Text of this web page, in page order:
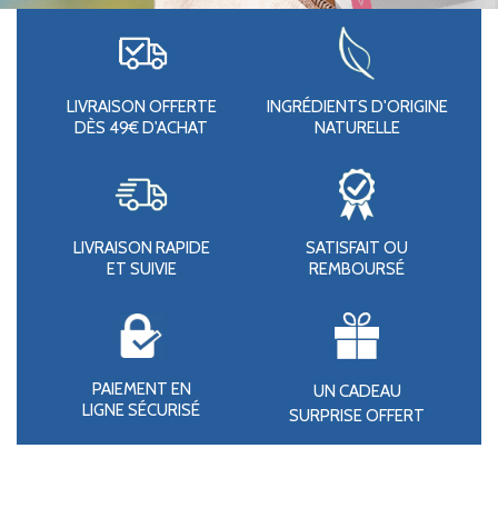
LIVRAISON OFFERTE
DÈS 49€ D'ACHAT
INGRÉDIENTS D'ORIGINE
NATURELLE
LIVRAISON RAPIDE
ET SUIVIE
SATISFAIT OU
REMBOURSÉ
PAIEMENT EN
LIGNE SÉCURISÉ
UN CADEAU
SURPRISE OFFERT